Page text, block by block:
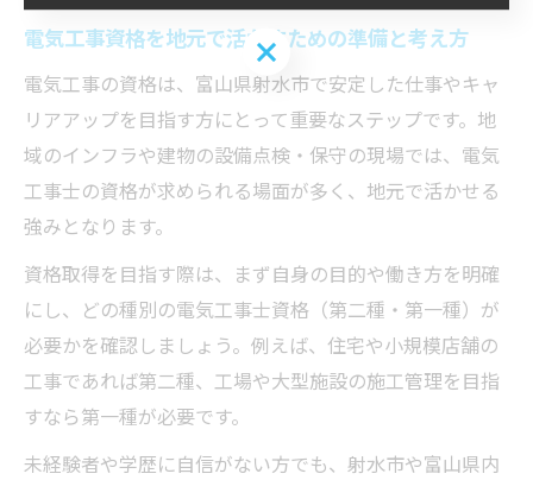
電気工事資格を地元で活かすための準備と考え方
電気工事の資格は、富山県射水市で安定した仕事やキャ
リアアップを目指す方にとって重要なステップです。地
域のインフラや建物の設備点検・保守の現場では、電気
工事士の資格が求められる場面が多く、地元で活かせる
強みとなります。
資格取得を目指す際は、まず自身の目的や働き方を明確
にし、どの種別の電気工事士資格（第二種・第一種）が
必要かを確認しましょう。例えば、住宅や小規模店舗の
工事であれば第二種、工場や大型施設の施工管理を目指
すなら第一種が必要です。
未経験者や学歴に自信がない方でも、射水市や富山県内
お問い合わせはこちら